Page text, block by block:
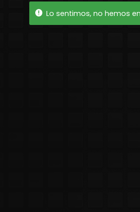
Lo sentimos, no hemos